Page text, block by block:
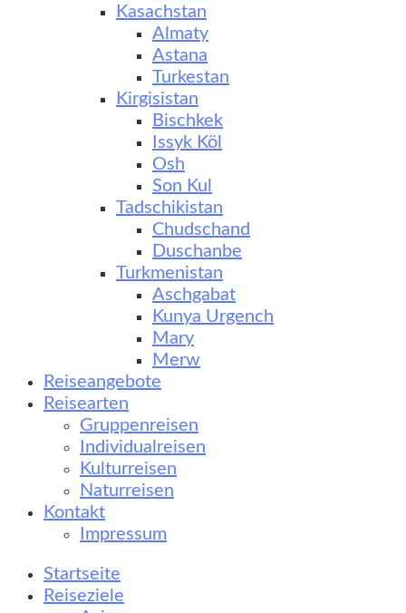
Kasachstan
Almaty
Astana
Turkestan
Kirgisistan
Bischkek
Issyk Köl
Osh
Son Kul
Tadschikistan
Chudschand
Duschanbe
Turkmenistan
Aschgabat
Kunya Urgench
Mary
Merw
Reiseangebote
Reisearten
Gruppenreisen
Individualreisen
Kulturreisen
Naturreisen
Kontakt
Impressum
Startseite
Reiseziele